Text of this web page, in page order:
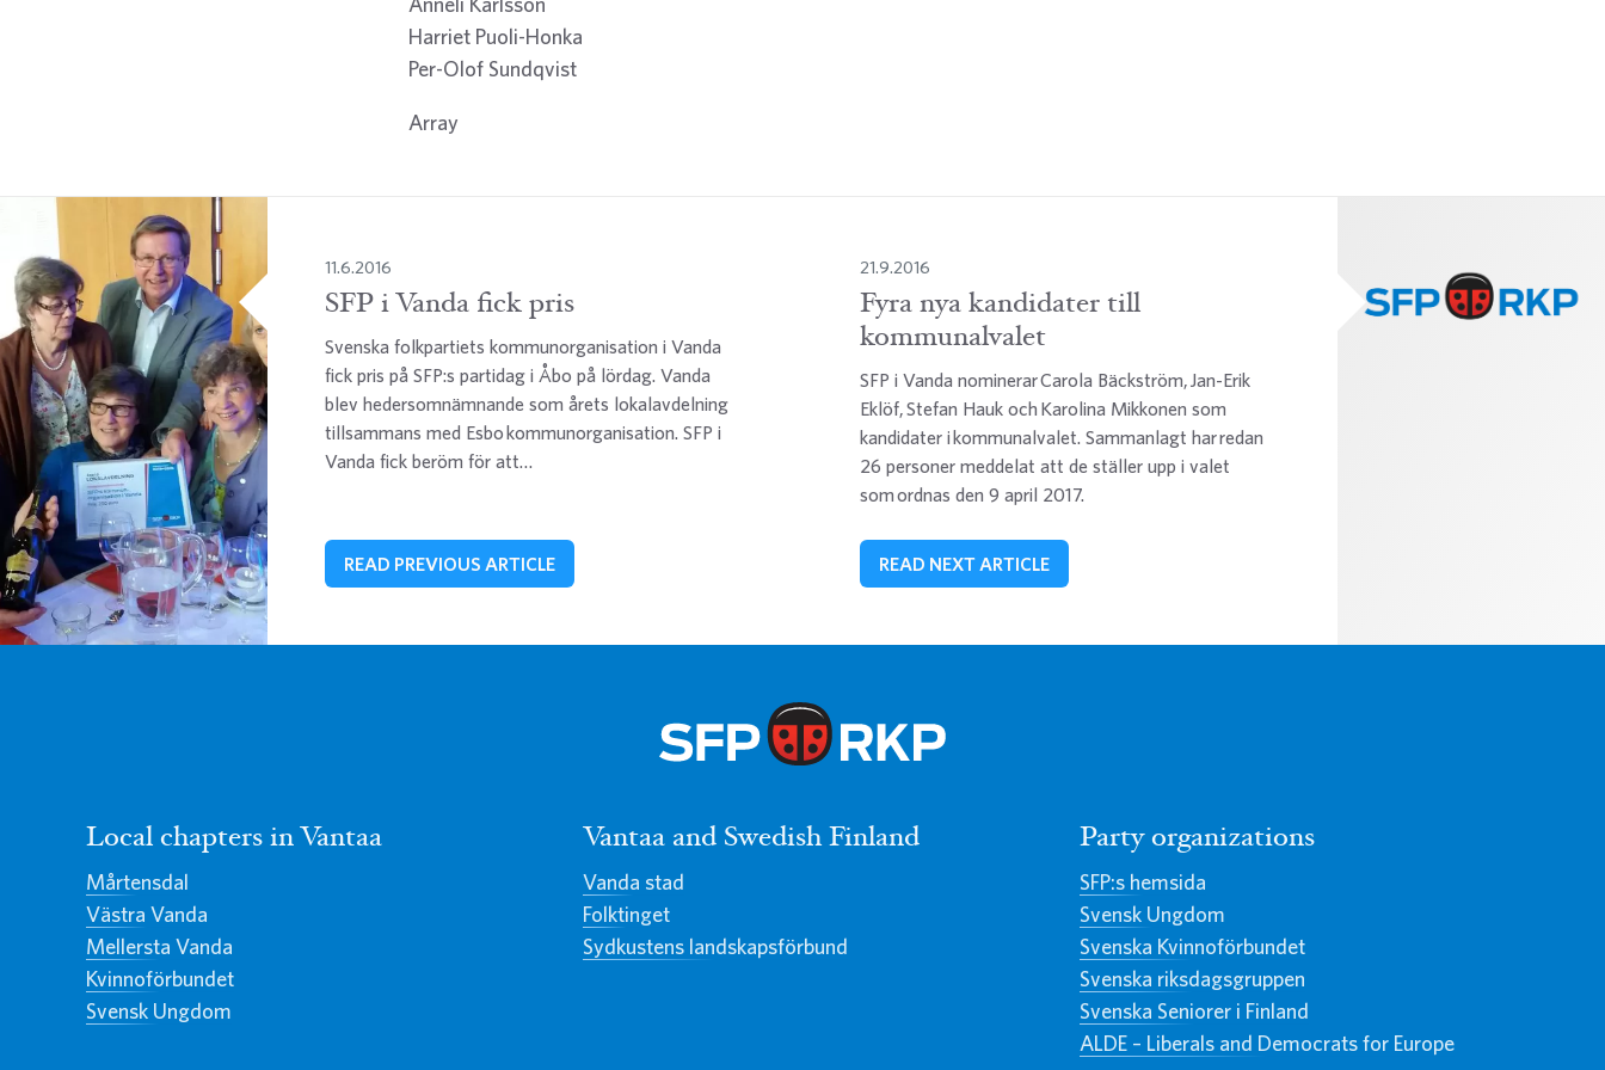
Harriet Puoli-Honka
Per-Olof Sundqvist
Array
11.6.2016
SFP i Vanda fick pris
Svenska folkpartiets kommunorganisation i Vanda
fick pris på SFP:s partidag i Åbo på lördag. Vanda
blev hedersomnämnande som årets lokalavdelning
tillsammans med Esbo kommunorganisation. SFP i
Vanda fick beröm för att…
READ PREVIOUS ARTICLE
21.9.2016
Fyra nya kandidater till
kommunalvalet
SFP i Vanda nominerar Carola Bäckström, Jan-Erik
Eklöf, Stefan Hauk och Karolina Mikkonen som
kandidater i kommunalvalet. Sammanlagt har redan
26 personer meddelat att de ställer upp i valet
som ordnas den 9 april 2017.
READ NEXT ARTICLE
Local chapters in Vantaa
Mårtensdal
Västra Vanda
Mellersta Vanda
Kvinnoförbundet
Svensk Ungdom
Vantaa and Swedish Finland
Vanda stad
Folktinget
Sydkustens landskapsförbund
Party organizations
SFP:s hemsida
Svensk Ungdom
Svenska Kvinnoförbundet
Svenska riksdagsgruppen
Svenska Seniorer i Finland
ALDE – Liberals and Democrats for Europe